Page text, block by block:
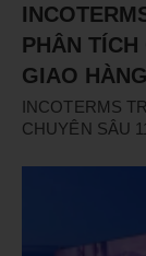
PHÂN
GIAO
INCOTERMS
CHUYÊN SÂU